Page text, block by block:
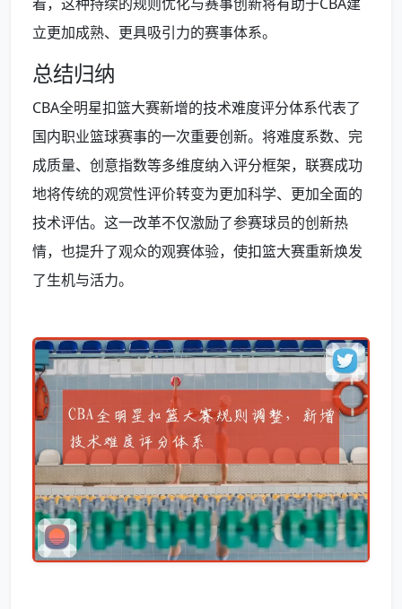
立更加成熟、更具吸引力的赛事体系。
总结归纳
CBA全明星扣篮大赛新增的技术难度评分体系代表了
国内职业篮球赛事的一次重要创新。将难度系数、完
成质量、创意指数等多维度纳入评分框架，联赛成功
地将传统的观赏性评价转变为更加科学、更加全面的
技术评估。这一改革不仅激励了参赛球员的创新热
情，也提升了观众的观赛体验，使扣篮大赛重新焕发
了生机与活力。